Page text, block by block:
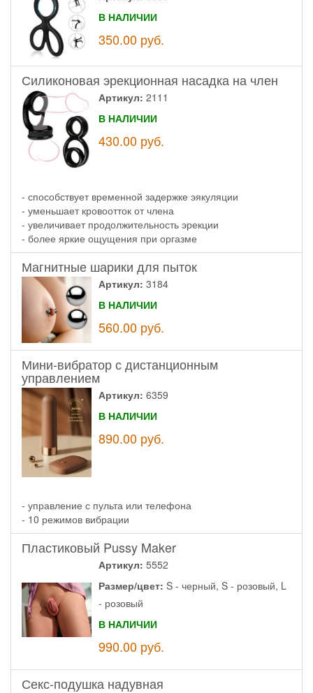
В НАЛИЧИИ
350.00 руб.
Силиконовая эрекционная насадка на член
Артикул: 2111
В НАЛИЧИИ
430.00 руб.
- способствует временной задержке эякуляции
- уменьшает кровоотток от члена
- увеличивает продолжительность эрекции
- более яркие ощущения при оргазме
Магнитные шарики для пыток
Артикул: 3184
В НАЛИЧИИ
560.00 руб.
Мини-вибратор с дистанционным
управлением
Артикул: 6359
В НАЛИЧИИ
890.00 руб.
- управление с пульта или телефона
- 10 режимов вибрации
Пластиковый Pussy Maker
Артикул: 5552
Размер/цвет: S - черный, S - розовый, L
- розовый
В НАЛИЧИИ
990.00 руб.
Секс-подушка надувная